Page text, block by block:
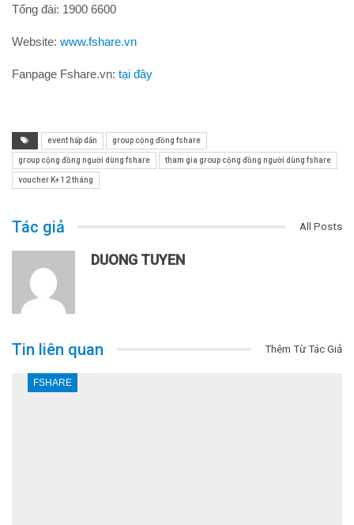
Tổng đài: 1900 6600
Website: www.fshare.vn
Fanpage Fshare.vn: tại đây
event hấp dẫn group cộng đồng fshare
group cộng đồng người dùng fshare tham gia group cộng đồng người dùng fshare
voucher K+ 12 tháng
Tác giả All Posts
DUONG TUYEN
Tin liên quan Thêm Từ Tác Giả
FSHARE